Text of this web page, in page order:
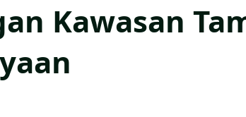
Kawasan